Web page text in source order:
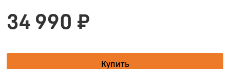
34 990 ₽
Купить